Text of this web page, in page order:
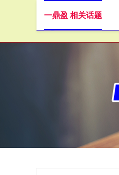
一鼎盈 相关话题